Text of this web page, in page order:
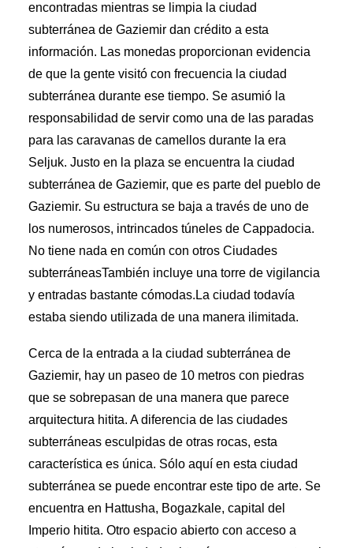
encontradas mientras se limpia la ciudad
subterránea de Gaziemir dan crédito a esta
información. Las monedas proporcionan evidencia
de que la gente visitó con frecuencia la ciudad
subterránea durante ese tiempo. Se asumió la
responsabilidad de servir como una de las paradas
para las caravanas de camellos durante la era
Seljuk. Justo en la plaza se encuentra la ciudad
subterránea de Gaziemir, que es parte del pueblo de
Gaziemir. Su estructura se baja a través de uno de
los numerosos, intrincados túneles de Cappadocia.
No tiene nada en común con otros Ciudades
subterráneasTambién incluye una torre de vigilancia
y entradas bastante cómodas.La ciudad todavía
estaba siendo utilizada de una manera ilimitada.
Cerca de la entrada a la ciudad subterránea de
Gaziemir, hay un paseo de 10 metros con piedras
que se sobrepasan de una manera que parece
arquitectura hitita. A diferencia de las ciudades
subterráneas esculpidas de otras rocas, esta
característica es única. Sólo aquí en esta ciudad
subterránea se puede encontrar este tipo de arte. Se
encuentra en Hattusha, Bogazkale, capital del
Imperio hitita. Otro espacio abierto con acceso a